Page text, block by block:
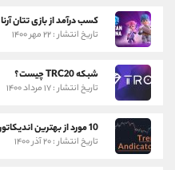
کسب درآمد از بازی تتان آرنا
تاریخ انتشار : ۲۲ مهر ۱۴۰۰
شبکه TRC20 چیست؟
تاریخ انتشار : ۱۷ مرداد ۱۴۰۰
10 مورد از بهترین اندیکاتورهای تشخیص روند
تاریخ انتشار : ۲۰ آذر ۱۴۰۰